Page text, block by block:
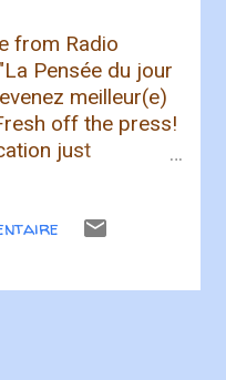
from Radio
Pensée du jour
meilleur(e)
off the press!
just
their craft and
even more.